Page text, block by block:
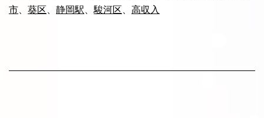
市
葵区 静岡駅 駿河区 高収入